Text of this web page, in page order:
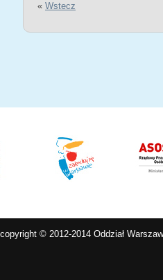
« Wstecz
copyright © 2012-2014 Oddział